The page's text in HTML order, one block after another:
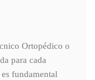
Ortopédico o
para cada
fundamental